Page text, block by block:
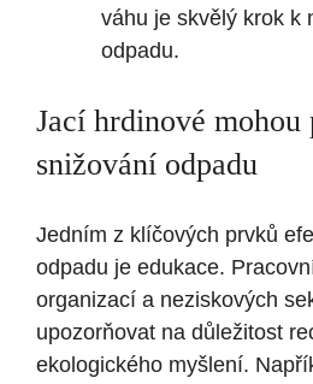
váhu je skvělý krok k
odpadu.
Jací hrdinové
snižování odpadu
Jedním z klíčových prvků
odpadu je edukace.
organizací a neziskových
upozorňovat na důležitost
ekologického myšlení.